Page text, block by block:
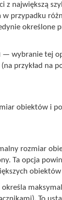
z największą
przypadku
— wybranie tej
przykład na
obiektów i
rozmiar
Ta opcja